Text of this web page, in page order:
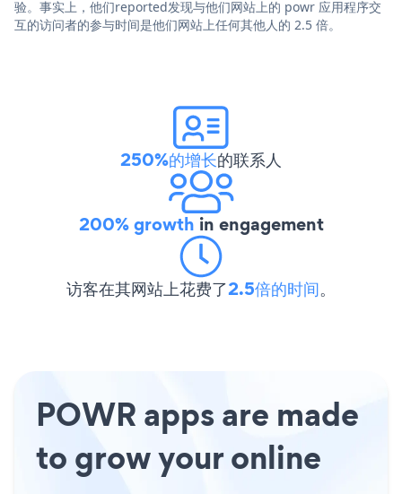
验。事实上，他们reported发现与他们网站上的 powr 应用程序交
互的访问者的参与时间是他们网站上任何其他人的 2.5 倍。
250%的增长的联系人
200% growth in engagement
访客在其网站上花费了2.5倍的时间。
POWR apps are made
to grow your online